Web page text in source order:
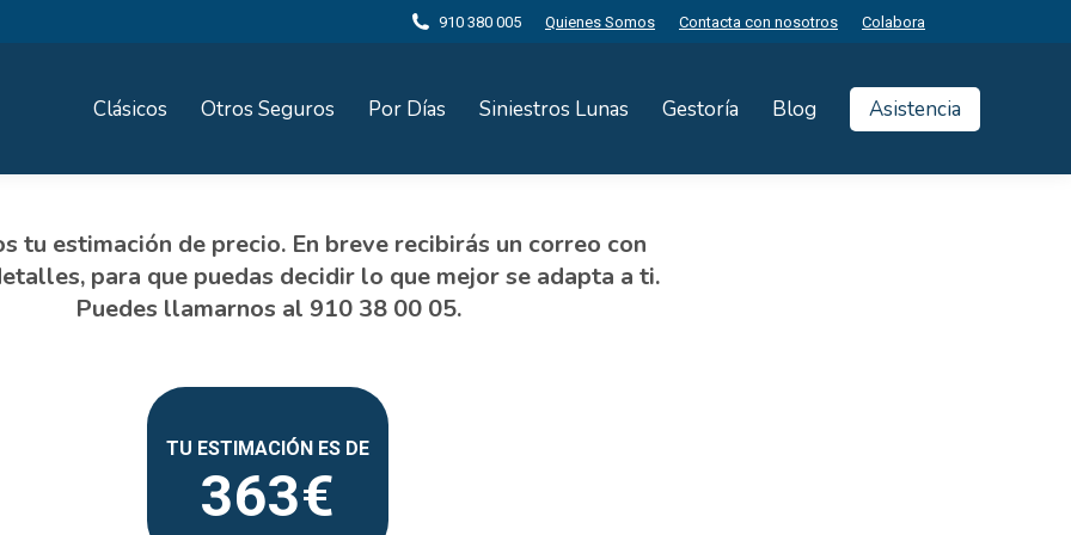
910 380 005 Quienes Somos Contacta con nosotros Colabora
Clásicos Otros Seguros Por Días Siniestros Lunas Gestoría Blog Asistencia
363